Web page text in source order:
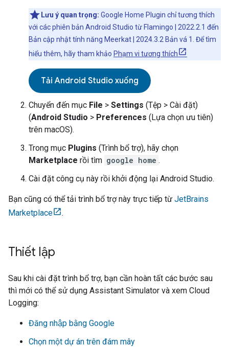
Lưu ý quan trọng: Google Home Plugin chỉ tương thích
với các phiên bản Android Studio từ Flamingo | 2022.2.1 đến
Bản cập nhật tính năng Meerkat | 2024.3.2 Bản vá 1. Để tìm
hiểu thêm, hãy tham khảo Phạm vi tương thích
Tải Android Studio xuống
Chuyển đến mục File > Settings (Tệp > Cài đặt)
(Android Studio > Preferences (Lựa chọn ưu tiên)
trên macOS).
Trong mục Plugins (Trình bổ trợ), hãy chọn
Marketplace rồi tìm google home .
Cài đặt công cụ này rồi khởi động lại Android Studio.
Bạn cũng có thể tải trình bổ trợ này trực tiếp từ JetBrains
Marketplace
.
Thiết lập
Sau khi cài đặt trình bổ trợ, bạn cần hoàn tất các bước sau
thì mới có thể sử dụng Assistant Simulator và xem Cloud
Logging:
Đăng nhập bằng Google
Chọn một dự án trên đám mây